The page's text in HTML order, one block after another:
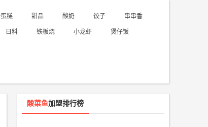
精品店 商场超市 便利店 大卖场
儿童乐园 母婴用品 月子中心
蛋糕 甜品 酸奶 饺子 串串香
日料 铁板烧 小龙虾 煲仔饭
酸菜鱼加盟排行榜